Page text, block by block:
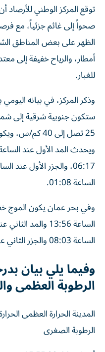
توقع المركز الوطني
صحواً إلى غائم جزئياً، مع
الظهر على بعض المناطق
أمطار، والرياح خفيفة إلى
للغبار.
وذكر المركز، في بيانه
25 تصل إلى 40
الساعة 01:08.
وفي بحر عمان يكون الموج
الساعة 08:03 والجزر الثاني عند الساعة 21:42.
وفيما يلي بيان
الرطوبة العظمى
المدينة الحرارة العظمى
الرطوبة الصغرى